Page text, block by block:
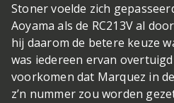
Stoner voelde zich
Aoyama als de RC213V al
hij daarom de betere keuze
was iedereen ervan
voorkomen dat Marquez in
z’n nummer zou worden